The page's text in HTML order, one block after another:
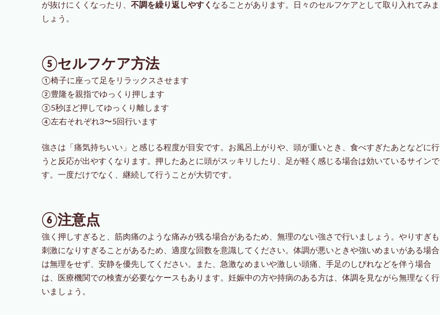
が抜けにくくなったり、不調を繰り返しやすく なることがあります。日々のセルフケアとして取り入れてみま
しょう。
⑤セルフケア方法
①椅子に座って足をリラックスさせます
②豊隆を親指でゆっくり押します
③5秒ほど押してゆっくり離します
④左右それぞれ3〜5回行います
強さは「痛気持ちいい」と感じる程度が目安です。お風呂上がりや、頭が重いとき、食べすぎたあとなどに行
うと反応が出やすくなります。押したあとに頭がスッキリしたり、足が軽く感じる場合は効いているサインで
す。一度だけでなく、継続して行うことが大切です。
⑥注意点
強く押しすぎると、筋肉痛のような痛みが残る場合があるため、無理のない強さで行いましょう。やりすぎも
刺激になりすぎることがあるため、適度な回数を意識してください。体調が悪いときや強いめまいがある場合
は無理をせず、安静を優先してください。また、急激なめまいや激しい頭痛、手足のしびれなどを伴う場合
は、医療機関での検査が必要なケースもあります。妊娠中の方や持病のある方は、体調を見ながら無理なく行
いましょう。